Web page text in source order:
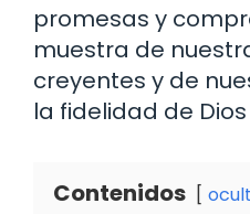
promesas y
muestra de
creyentes y de
la fidelidad de
Contenidos